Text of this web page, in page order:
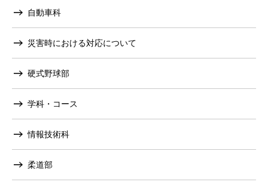
自動車科
災害時における対応について
硬式野球部
学科・コース
情報技術科
柔道部